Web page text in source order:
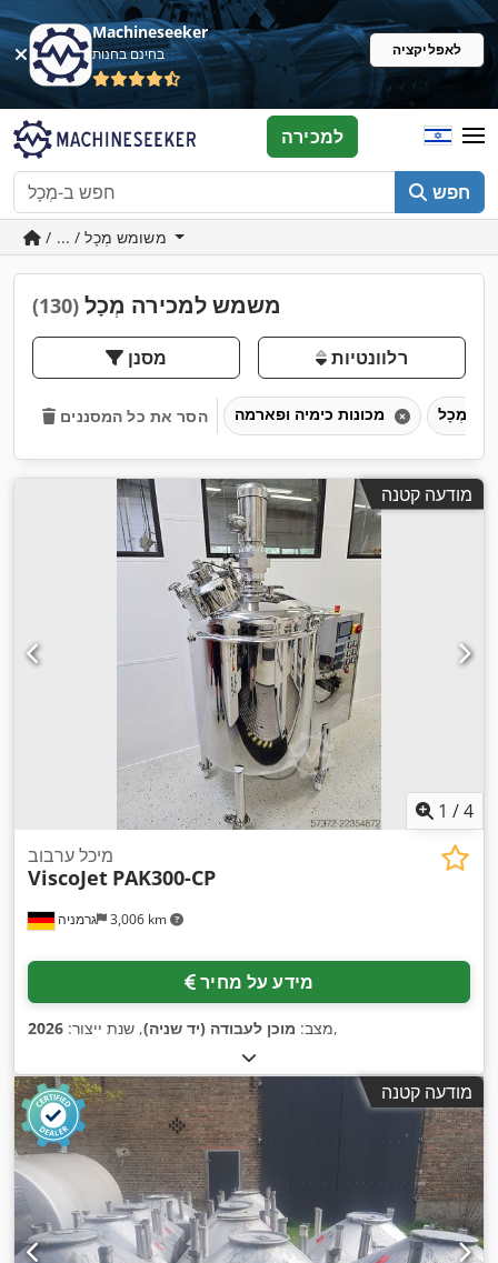
Machineseeker
בחינם בחנות לאפליקציה
חפש
למכירה
משמש למכירה מְכָל (130)
מסנן רלוונטיות
הסר את כל המסננים
מודעה קטנה
1 /4
גרמניה 3,006 km
מיכל ערבוב
ViscoJet PAK300-CP
מידע על מחיר
מצב: מוכן לעבודה (יד שניה), שנת ייצור: 2026 ,
מודעה קטנה